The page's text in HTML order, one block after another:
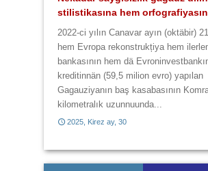
stilistikasına hem
2022-ci yılın Canavar ayın (oktäbir)
hem Evropa rekonstrukțiya hem
bankasının hem dä
kreditinnän (59,5 milion evro) yapılan
Gagauziyanın baş kasabasının
kilometralık uzunnuunda...
2025, Kirez ay, 30
hem da harcanan paraya yazık!
2017, Kirez ay, 21
2014, Çiçek ay, 28
2014, Baba Marta, 29
2014, Büük ay, 11